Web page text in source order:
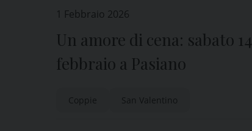
1 Febbraio 2026
Un amore di cena: sabato 14
febbraio a Pasiano
Coppie San Valentino